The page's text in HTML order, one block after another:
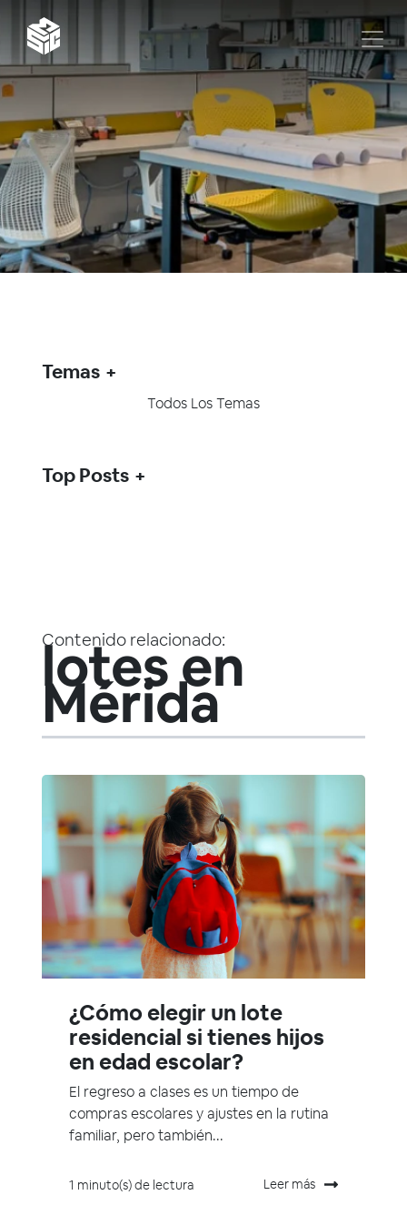
Contenido relacionado:
lotes en
Mérida
¿Cómo elegir un lote
residencial si tienes hijos
en edad escolar?
El regreso a clases es un tiempo de
compras escolares y ajustes en la rutina
familiar, pero también...
1 minuto(s) de lectura Leer más
Temas
Todos Los Temas
Top Posts